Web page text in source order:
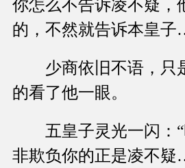
你怎么不告诉凌不疑，
的，不然就告诉本皇
少商依旧不语，只
的看了他一眼。
五皇子灵光一闪：“
非欺负你的正是凌不